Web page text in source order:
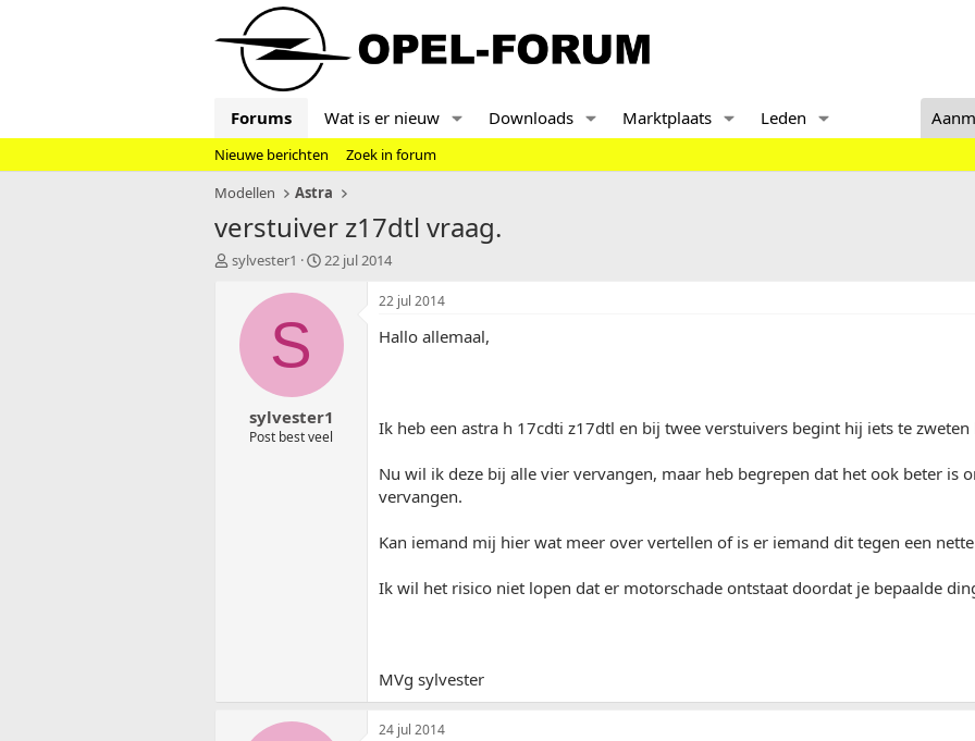
Forums Wat is er nieuw Downloads Marktplaats Leden
Nieuwe berichten
Zoek in forum
Modellen
Astra
verstuiver z17dtl vraag.
T
sylvester1
S
a
u
m
22 jul 2014
S
sylvester1
Post best veel
22 jul 2014
Hallo allemaal,
Ik heb een astra h 17cdti z17dtl en bij twee verstuivers begint hij iets te
Nu wil ik deze bij alle vier vervangen, maar heb begrepen dat het ook beter is
vervangen.
Kan iemand mij hier wat meer over vertellen of is er iemand dit tegen een
Ik wil het risico niet lopen dat er motorschade ontstaat doordat je bepaalde
MVg sylvester
24 jul 2014